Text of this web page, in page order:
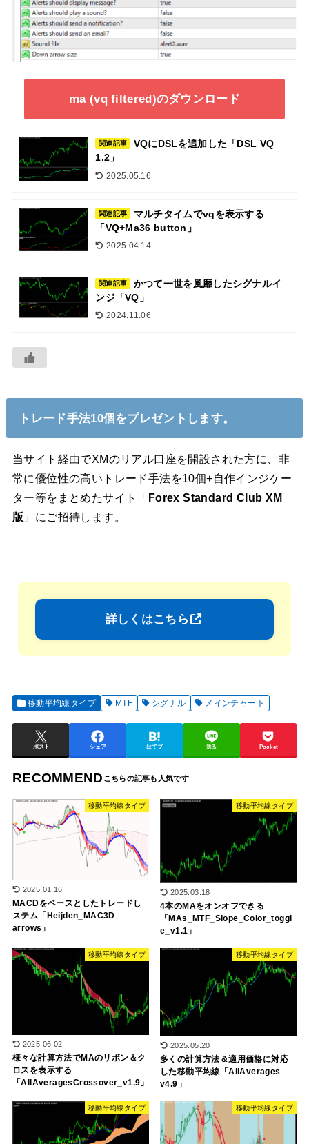
ma (vq filtered)のダウンロード
関連記事
VQにDSLを追加した「DSL VQ
1.2」
2025.05.16
関連記事
マルチタイムでvqを表示する
「VQ+Ma36 button」
2025.04.14
関連記事
かつて一世を風靡したシグナルイ
ンジ「VQ」
2024.11.06
トレード手法10個をプレゼントします。
当サイト経由でXMのリアル口座を開設された方に、非
常に優位性の高いトレード手法を10個+自作インジケー
ター等をまとめたサイト「 Forex Standard Club XM
版 」にご招待します。
詳しくはこちら
移動平均線タイプ MTF シグナル メインチャート
ポスト シェア はてブ 送る Pocket
RECOMMEND
移動平均線タイプ
2025.01.16
MACDをベースとしたトレードし
ステム「Heijden_MAC3D
arrows」
移動平均線タイプ
2025.03.18
4本のMAをオンオフできる
「MAs_MTF_Slope_Color_toggl
e_v1.1」
移動平均線タイプ
2025.06.02
様々な計算方法でMAのリボン＆ク
ロスを表示する
「AllAveragesCrossover_v1.9」
移動平均線タイプ
2025.05.20
多くの計算方法＆適用価格に対応
した移動平均線「AllAverages
v4.9」
移動平均線タイプ 移動平均線タイプ